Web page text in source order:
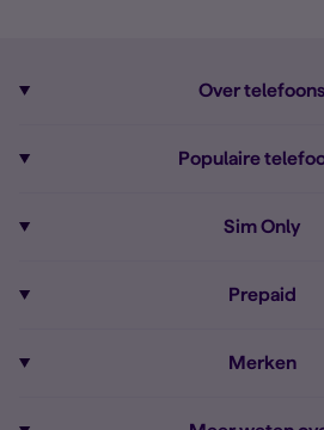
Over telefoons
Alle telefoons
Populaire
iPhone 16
Sim Only
Onbeperkt bellen
Zakelijk Sim Only abonnement
Prepaid
Merken